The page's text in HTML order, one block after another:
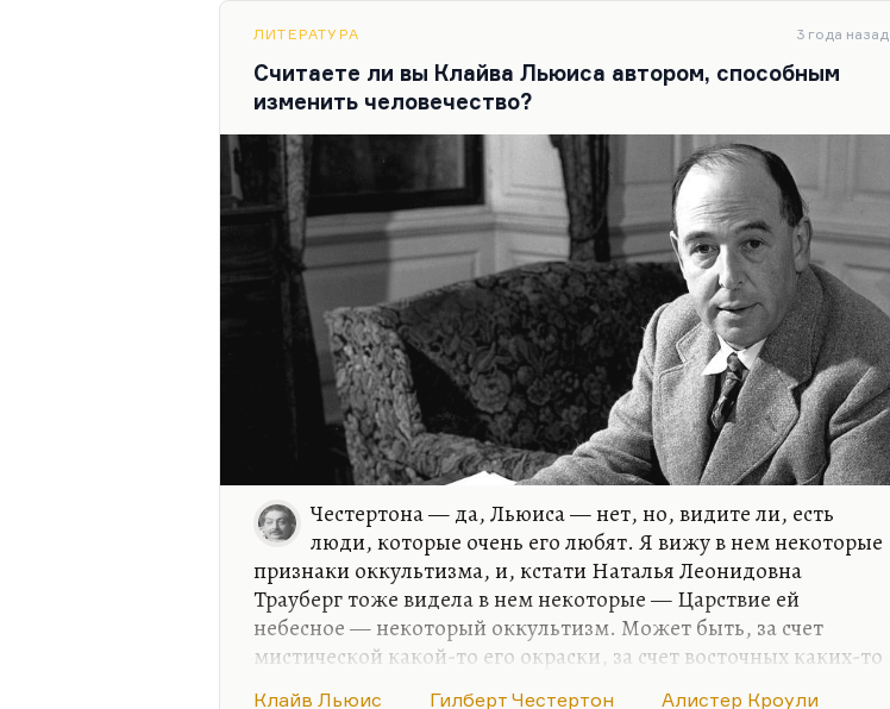
моему. Там есть замечательные куски с этим львом, но в
принципе, это какое-то очень инфантильное и схематичное
сочинение. Так мне показалось. Равно как и…
ЛИТЕРАТУРА 3 года назад
Считаете ли вы Клайва Льюиса автором, способным
изменить человечество?
Честертона — да, Льюиса — нет, но, видите ли, есть
люди, которые очень его любят. Я вижу в нем некоторые
признаки оккультизма, и, кстати Наталья Леонидовна
Трауберг тоже видела в нем некоторые — Царствие ей
небесное — некоторый оккультизм. Может быть, за счет
мистической какой-то его окраски, за счет восточных каких-то
Клайв Льюис Гилберт Честертон Алистер Кроули